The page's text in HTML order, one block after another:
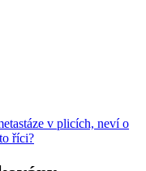
v plicích, neví o
říci?